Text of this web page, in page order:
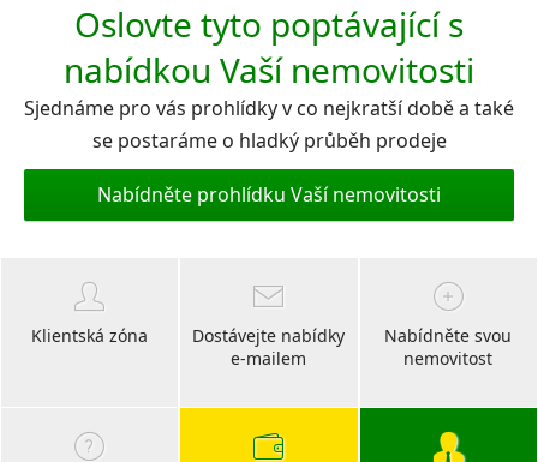
Oslovte tyto poptávající s
nabídkou Vaší nemovitosti
Sjednáme pro vás prohlídky v co nejkratší době a také
se postaráme o hladký průběh prodeje
Nabídněte prohlídku Vaší nemovitosti
Klientská zóna
Dostávejte nabídky
e-mailem
Nabídněte svou
nemovitost